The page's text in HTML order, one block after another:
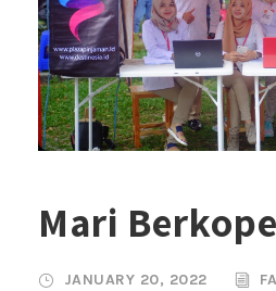
Mari
JANUARY 20, 2022